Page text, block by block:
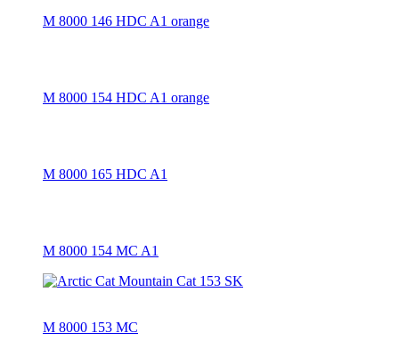
M 8000 146 HDC A1 orange
M 8000 154 HDC A1 orange
M 8000 165 HDC A1
M 8000 154 MC A1
M 8000 153 MC